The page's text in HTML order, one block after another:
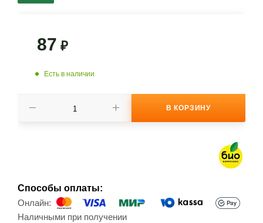
87 ₽
Есть в наличии
В КОРЗИНУ
Способы оплаты:
Онлайн:
Наличными при получении